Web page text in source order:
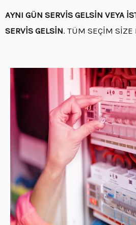
AYNI GÜN SERVİS GELSİN VEYA
SERVİS GELSİN. TÜM SEÇİM SİZE